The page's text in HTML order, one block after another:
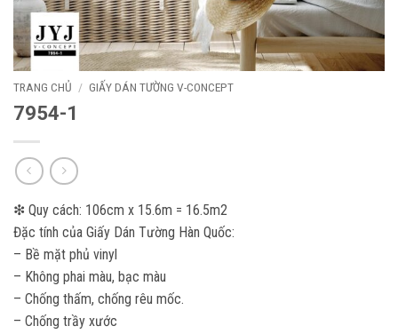
TRANG CHỦ / GIẤY DÁN TƯỜNG V-CONCEPT
7954-1
❇ Quy cách: 106cm x 15.6m = 16.5m2
Đặc tính của Giấy Dán Tường Hàn Quốc:
– Bề mặt phủ vinyl
– Không phai màu, bạc màu
– Chống thấm, chống rêu mốc.
– Chống trầy xước